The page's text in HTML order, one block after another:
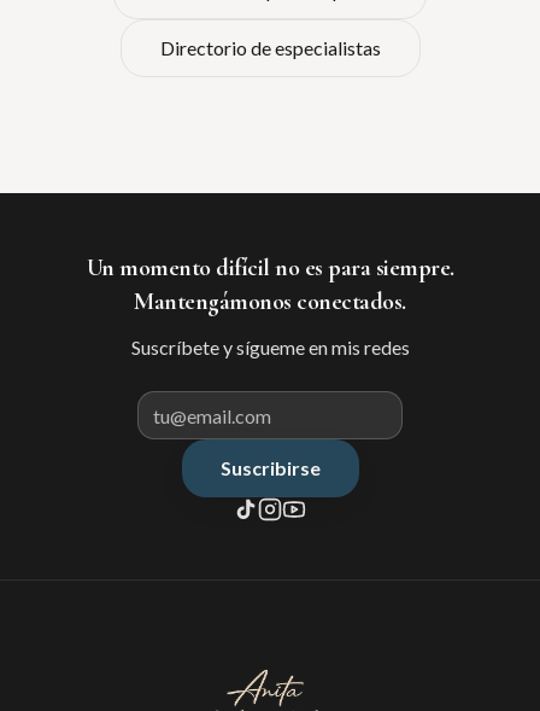
Directorio de especialistas
Un momento difícil no es para siempre.
Mantengámonos conectados.
Suscríbete y sígueme en mis redes
Correo electrónico para
Suscribirse